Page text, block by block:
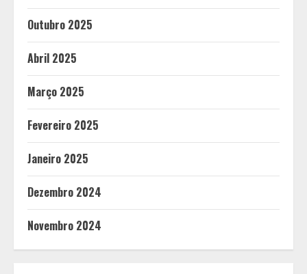
Outubro 2025
Abril 2025
Março 2025
Fevereiro 2025
Janeiro 2025
Dezembro 2024
Novembro 2024